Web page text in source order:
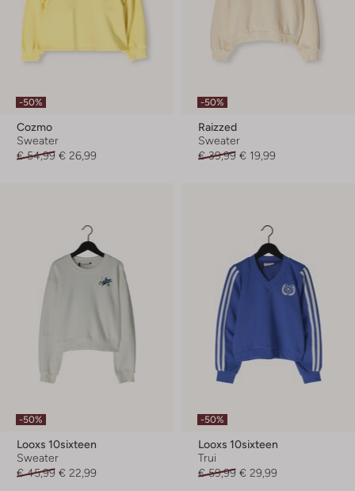
-50%
Cozmo
Sweater
€ 54,99 € 26,99
-50%
Raizzed
Sweater
€ 39,99 € 19,99
-50%
Looxs 10sixteen
Sweater
€ 45,99 € 22,99
-50%
Looxs 10sixteen
Trui
€ 59,99 € 29,99